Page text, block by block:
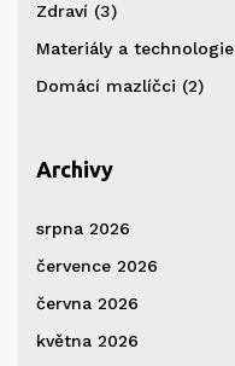
Zdraví (3)
Materiály a technologie
Domácí mazlíčci (2)
Archivy
srpna 2026
července 2026
června 2026
května 2026